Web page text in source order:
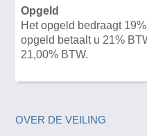
Opgeld
Het opgeld bedraagt
opgeld betaalt u 21%
21,00% BTW.
OVER DE VEILING